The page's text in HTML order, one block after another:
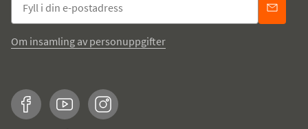
Om insamling av personuppgifter
FacebookYouTubeInstagram